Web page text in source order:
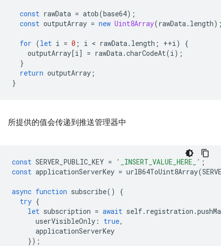
const rawData = atob(base64);
const outputArray = new Uint8Array(rawData. length
for (let i = 0 ; i < rawData. length ; ++i)
{
outputArray[i] = rawData.charCodeAt(i);
}
return outputArray ;
}
所提供的值会传递到推送管理器中
const SERVER_PUBLIC_KEY = '_INSERT_VALUE_HERE_' ;
const applicationServerKey = urlB64ToUint8Array(
async function subscribe()
{
try {
let subscription = await self. registration .
userVisibleOnly : true,
applicationServerKey
});